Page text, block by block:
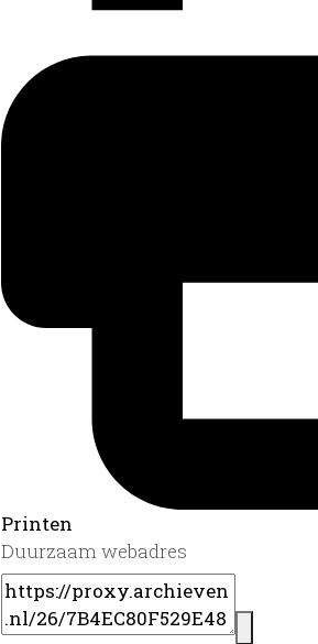
Printen
Duurzaam webadres